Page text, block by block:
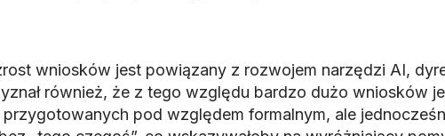
wniosków jest powiązany z rozwojem narzędzi AI,
również, że z tego względu bardzo dużo wniosków
pod względem formalnym, ale